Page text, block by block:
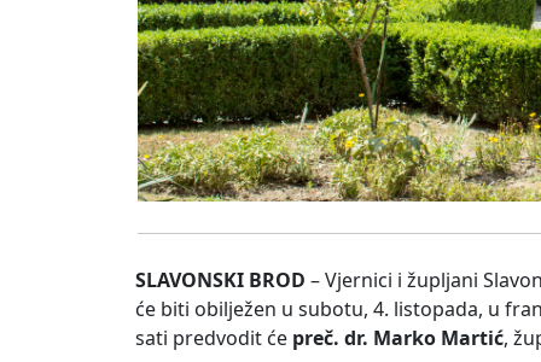
SLAVONSKI BROD – Vjernici i župljani
će biti obilježen u subotu, 4. listopada, u
sati predvodit će preč. dr. Marko Martić,